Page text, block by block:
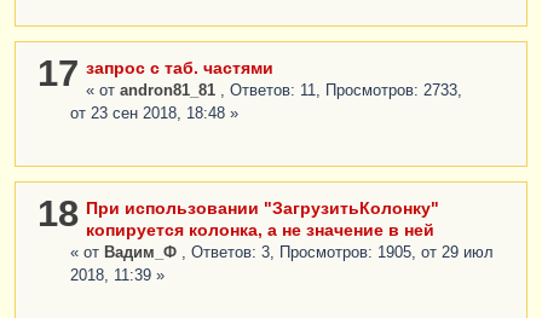
17 запрос с таб. частями
« от andron81_81
, Ответов: 11, Просмотров: 2733,
от 23 сен 2018, 18:48 »
18 При использовании "ЗагрузитьКолонку"
копируется колонка, а не значение в ней
« от Вадим_Ф
, Ответов: 3, Просмотров: 1905, от 29 июл
2018, 11:39 »